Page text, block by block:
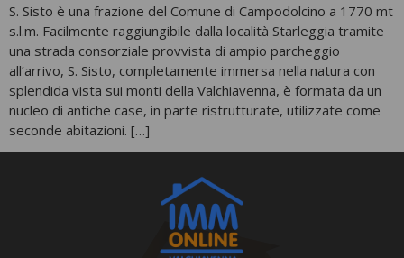
S. Sisto è una frazione del Comune di Campodolcino a 1770 mt
s.l.m. Facilmente raggiungibile dalla località Starleggia tramite
una strada consorziale provvista di ampio parcheggio
all’arrivo, S. Sisto, completamente immersa nella natura con
splendida vista sui monti della Valchiavenna, è formata da un
nucleo di antiche case, in parte ristrutturate, utilizzate come
seconde abitazioni. […]